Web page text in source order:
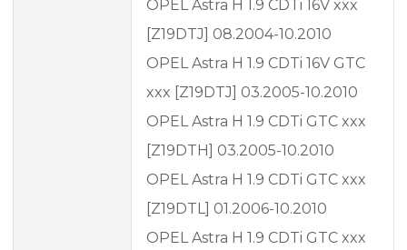
OPEL Astra H 1.9 CDTi 16V xxx
[Z19DTJ] 08.2004-10.2010
OPEL Astra H 1.9 CDTi 16V GTC
xxx [Z19DTJ] 03.2005-10.2010
OPEL Astra H 1.9 CDTi GTC xxx
[Z19DTH] 03.2005-10.2010
OPEL Astra H 1.9 CDTi GTC xxx
[Z19DTL] 01.2006-10.2010
OPEL Astra H 1.9 CDTi GTC xxx